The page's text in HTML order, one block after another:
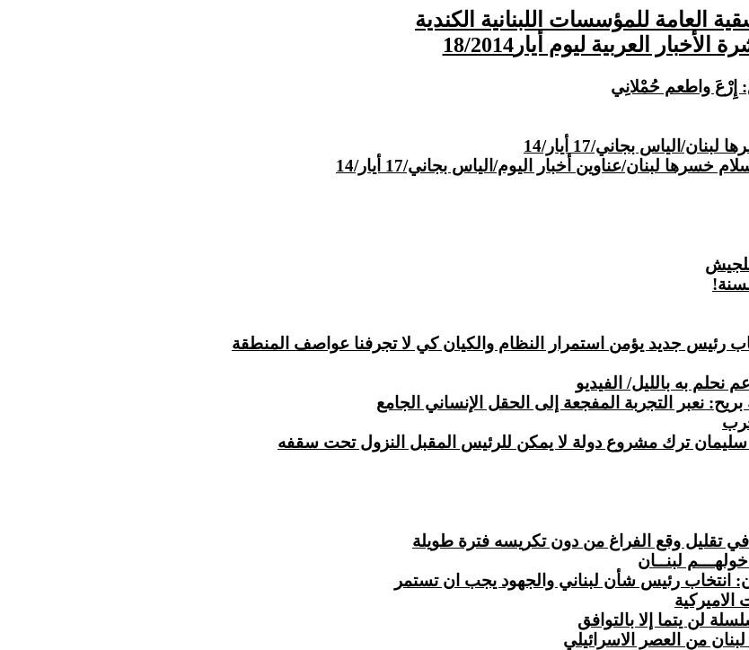
العامة للمؤسسات اللبنانية الكندية
الأخبار العربية ليوم أيار18/2014
إِرْعَ واطعم حُمْلانِي
جديد يؤمن استمرار النظام والكيان كي لا تجرفنا عواصف المنطقة
به بالليل/ الفيديو
نعبر التجربة المفجعة إلى الحقل الإنساني الجامع
ترك مشروع دولة لا يمكن للرئيس المقبل النزول تحت سقفه
تقليل وقع الفراغ من دون تكريسه فترة طويلة
لبنــان
انتخاب رئيس شأن لبناني والجهود يجب ان تستمر
لن يتما إلا بالتوافق
من العصر الاسرائيلي